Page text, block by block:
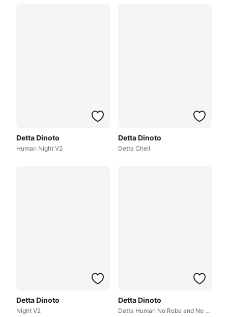
Detta Dinoto
Human Night V2
Detta Dinoto
Detta Chell
Detta Dinoto
Night V2
Detta Dinoto
Detta Human No Robe and No Pouch